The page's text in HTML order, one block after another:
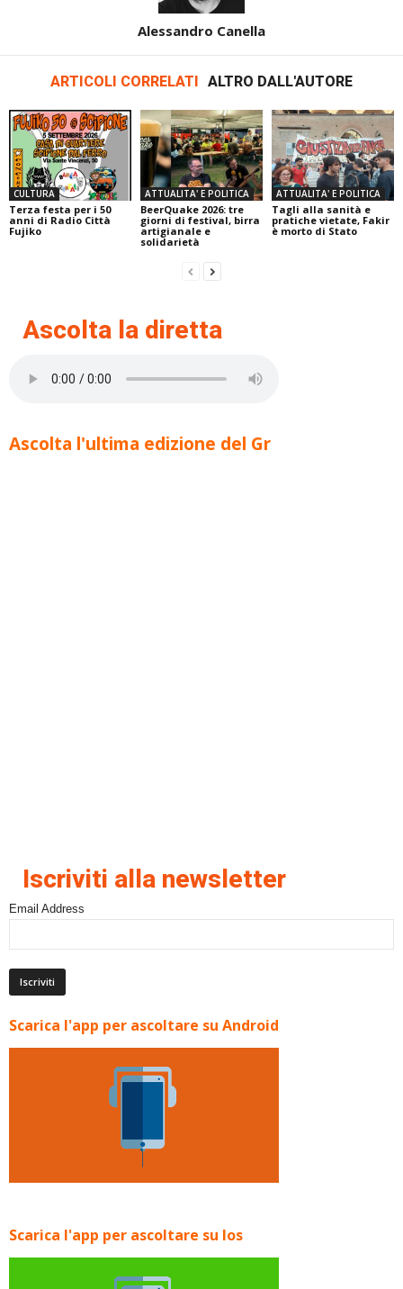
Alessandro Canella
ARTICOLI CORRELATI ALTRO DALL'AUTORE
CULTURA
Terza festa per i 50
anni di Radio Città
Fujiko
ATTUALITA' E POLITICA
BeerQuake 2026: tre
giorni di festival, birra
artigianale e
solidarietà
ATTUALITA' E POLITICA
Tagli alla sanità e
pratiche vietate, Fakir
è morto di Stato
Ascolta la diretta
Ascolta l'ultima edizione del Gr
Iscriviti alla newsletter
Email Address
Scarica l'app per ascoltare su Android
Scarica l'app per ascoltare su Ios